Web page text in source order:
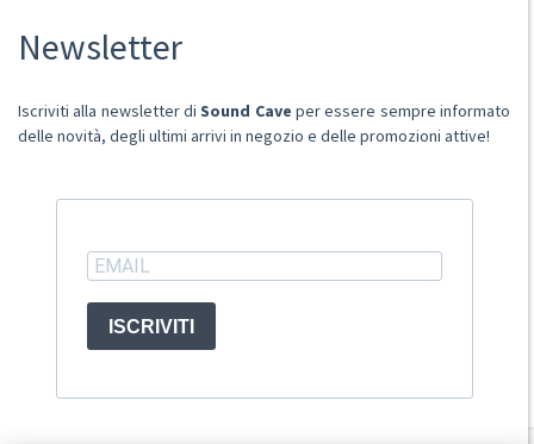
Punto Vendita
Spese postali
Domande Comuni
Ritiro merce in sede
ACCOUNT
Newsletter
Iscriviti alla newsletter diSound Cave per essere sempre informato
delle novità, degli ultimi arrivi in negozio e delle promozioni attive!
ISCRIVITI